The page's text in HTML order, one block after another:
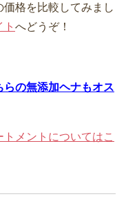
格を比較してみまし
へどうぞ！
の無添加ヘナもオス
メントについてはこ